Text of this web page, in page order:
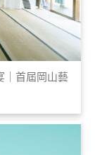
｜首屆岡山藝